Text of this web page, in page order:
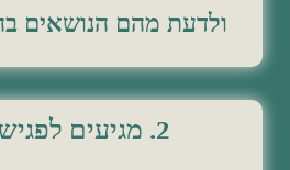
ולדעת מהם הנושאים
2. מגיעים לפגישת מבדק